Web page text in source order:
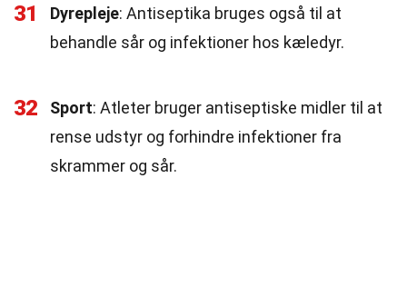
31 Dyrepleje: Antiseptika bruges også til at
behandle sår og infektioner hos kæledyr.
32 Sport: Atleter bruger antiseptiske midler til at
rense udstyr og forhindre infektioner fra
skrammer og sår.